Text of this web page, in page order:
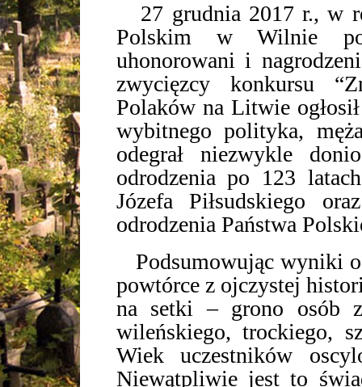
27 grudnia 2017 r., w
Polskim w Wilnie
uhonorowani i
zwycięzcy konkursu
Polaków na Litwie
wybitnego polityka,
odegrał niezwykle
odrodzenia po 123
Józefa Piłsudskiego
odrodzenia Państwa
Podsumowując wyniki
powtórce z ojczystej
na setki – grono osób
wileńskiego, trockiego,
Wiek uczestników
Niewątpliwie jest to